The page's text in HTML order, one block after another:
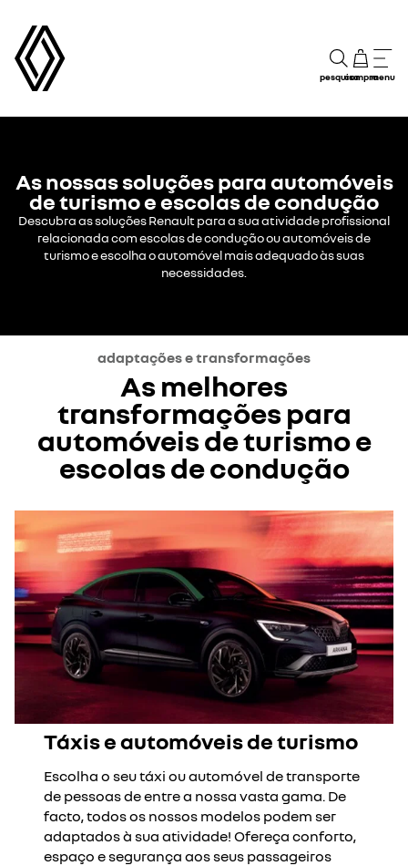
pesquisacompramenu
As nossas soluções para automóveis
de turismo e escolas de condução
Descubra as soluções Renault para a sua atividade profissional
relacionada com escolas de condução ou automóveis de
turismo e escolha o automóvel mais adequado às suas
necessidades.
adaptações e transformações
As melhores
transformações para
automóveis de turismo e
escolas de condução
Táxis e automóveis de turismo
Escolha o seu táxi ou automóvel de transporte
de pessoas de entre a nossa vasta gama. De
facto, todos os nossos modelos podem ser
adaptados à sua atividade! Ofereça conforto,
espaço e segurança aos seus passageiros